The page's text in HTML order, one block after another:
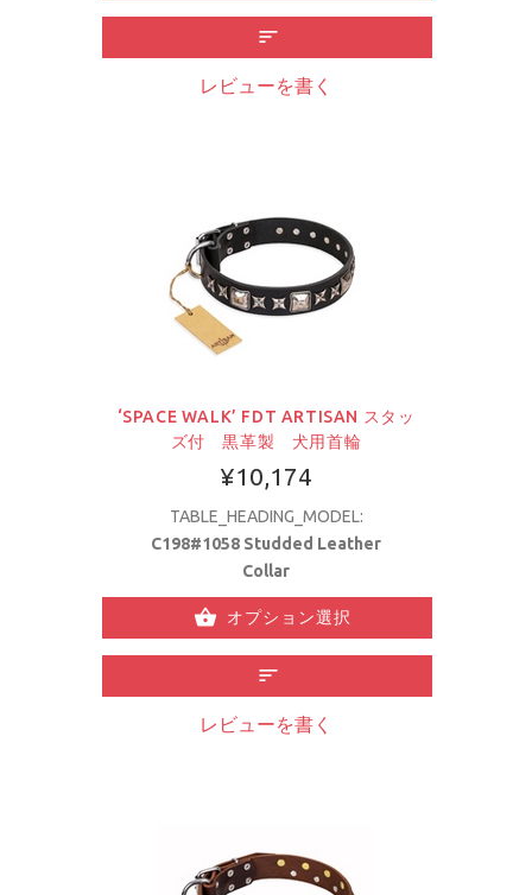
レビューを書く
‘SPACE WALK’ FDT ARTISAN スタッ
ズ付 黒革製 犬用首輪
¥10,174
TABLE_HEADING_MODEL:
C198#1058 Studded Leather
Collar
オプション選択
レビューを書く